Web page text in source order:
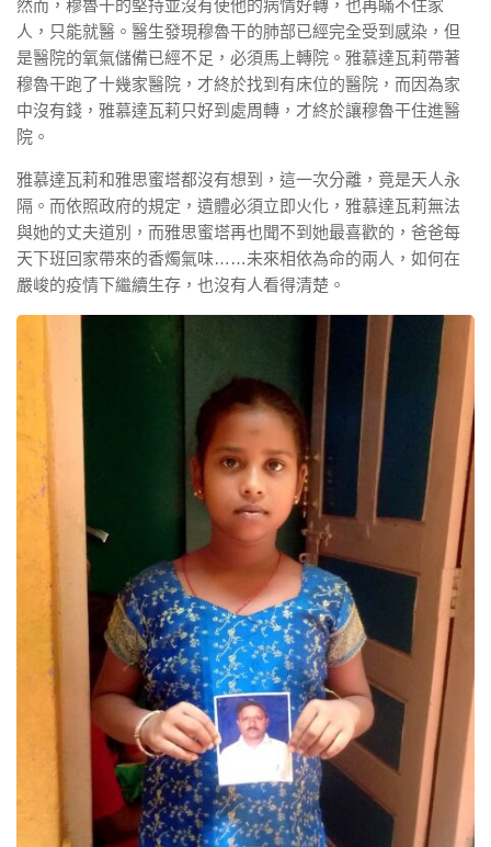
然而，穆魯干的堅持並沒有使他的病情好轉，也再瞞不住家
人，只能就醫。醫生發現穆魯干的肺部已經完全受到感染，但
是醫院的氧氣儲備已經不足，必須馬上轉院。雅慕達瓦莉帶著
穆魯干跑了十幾家醫院，才終於找到有床位的醫院，而因為家
中沒有錢，雅慕達瓦莉只好到處周轉，才終於讓穆魯干住進醫
院。
雅慕達瓦莉和雅思蜜塔都沒有想到，這一次分離，竟是天人永
隔。而依照政府的規定，遺體必須立即火化，雅慕達瓦莉無法
與她的丈夫道別，而雅思蜜塔再也聞不到她最喜歡的，爸爸每
天下班回家帶來的香燭氣味……未來相依為命的兩人，如何在
嚴峻的疫情下繼續生存，也沒有人看得清楚。